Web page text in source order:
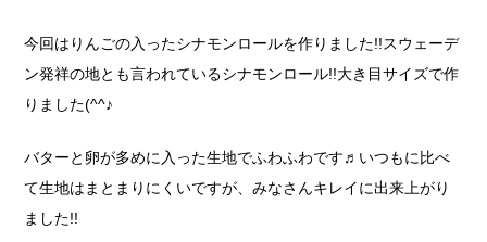
今回はりんごの入ったシナモンロールを作りました!!スウェーデ
ン発祥の地とも言われているシナモンロール!!大き目サイズで作
りました(^^♪
バターと卵が多めに入った生地でふわふわです♬いつもに比べ
て生地はまとまりにくいですが、みなさんキレイに出来上がり
ました!!